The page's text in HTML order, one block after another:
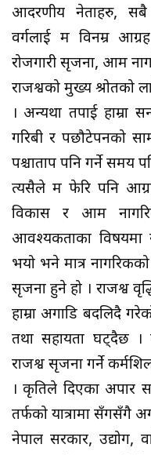
आदरणीय नेताहरु,
वर्गलाई म विनम्र
रोजगारी सृजना, आम
राजश्वको मुख्य श्रोतको
। अन्यथा तपाई हाम्रा
गरिबी र पछौटेपनको
पश्चाताप पनि गर्ने समय
त्यसैले म फेरि पनि आग्रह
विकास र आम
आवश्यकताका विषयमा
भयो भने मात्र
सृजना हुने हो । राजश्व
हाम्रा अगाडि बदलिदै
तथा सहायता घट्दैछ ।
राजश्व सृजना गर्ने
। प्रकृतिले दिएका अपार
तर्फको यात्रामा सँगसँगै
नेपाल सरकार, उद्योग,